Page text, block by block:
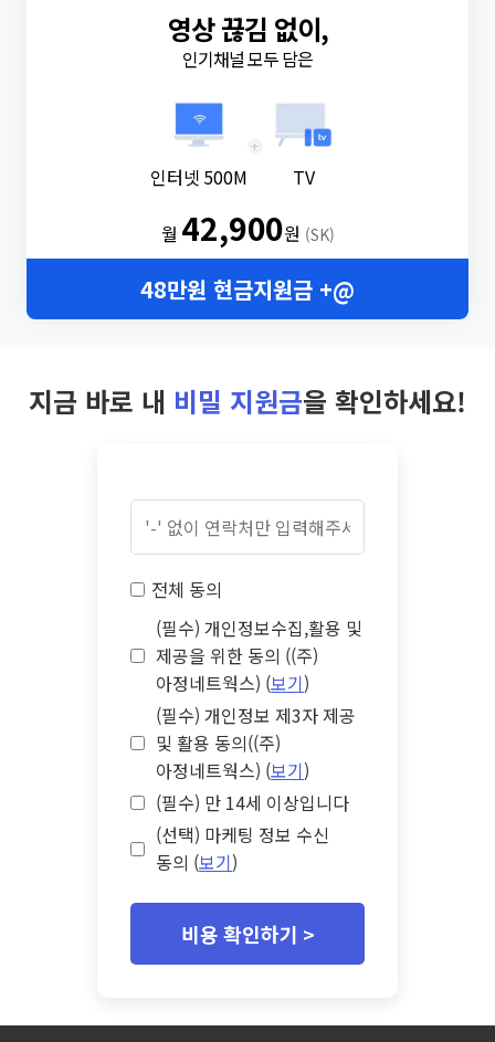
영상 끊김 없이,
인기채널 모두 담은
인터넷 500M
+
TV
월 42,900원 (SK)
48만원 현금지원금 +@
지금 바로 내 비밀 지원금을 확인하세요!
전체 동의
(필수) 개인정보수집,활용 및
제공을 위한 동의 ((주)
아정네트웍스) (보기)
(필수) 개인정보 제3자 제공
및 활용 동의((주)
아정네트웍스) (보기)
(필수) 만 14세 이상입니다
(선택) 마케팅 정보 수신
동의 (보기)
비용 확인하기 >